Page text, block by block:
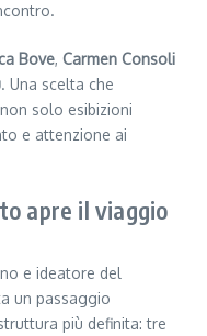
Bove, Carmen Consoli
. Una scelta che
solo esibizioni
e attenzione ai
apre il viaggio
e ideatore del
un passaggio
più definita: tre